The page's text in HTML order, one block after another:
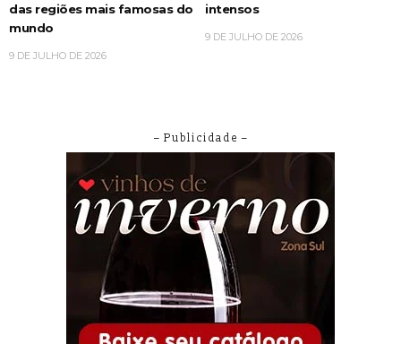
das regiões mais famosas do
mundo
9 DE JULHO DE 2026
intensos
9 DE JULHO DE 2026
– Publicidade –